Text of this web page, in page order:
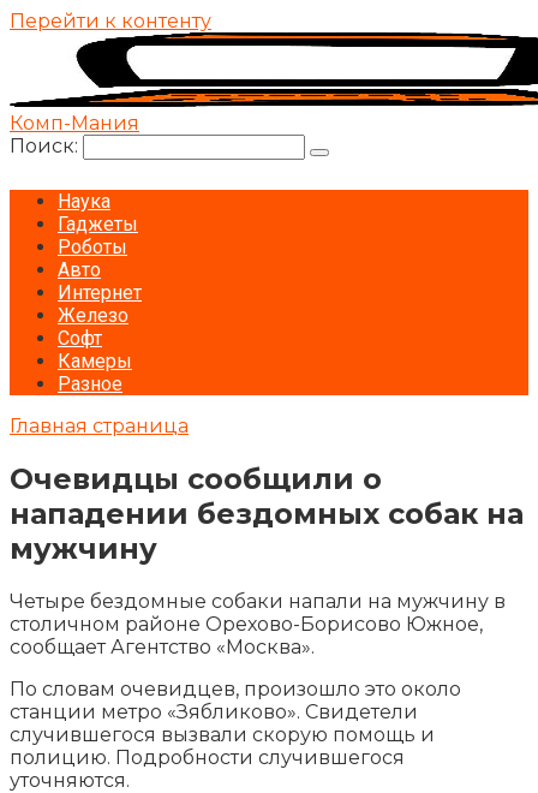
Перейти к контенту
Комп-Мания
Поиск:
Наука
Гаджеты
Роботы
Авто
Интернет
Железо
Софт
Камеры
Разное
Главная страница
Очевидцы сообщили о
нападении бездомных собак на
мужчину
Четыре бездомные собаки напали на мужчину в
столичном районе Орехово-Борисово Южное,
сообщает Агентство «Москва».
По словам очевидцев, произошло это около
станции метро «Зябликово». Свидетели
случившегося вызвали скорую помощь и
полицию. Подробности случившегося
уточняются.